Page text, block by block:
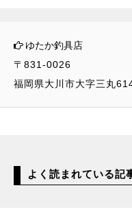
ゆたか釣具店
〒831-0026
福岡県大川市大字三丸
よく読まれている記